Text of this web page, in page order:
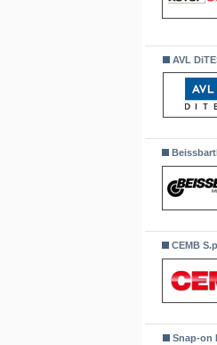
AVL
CEMB
Snap-on